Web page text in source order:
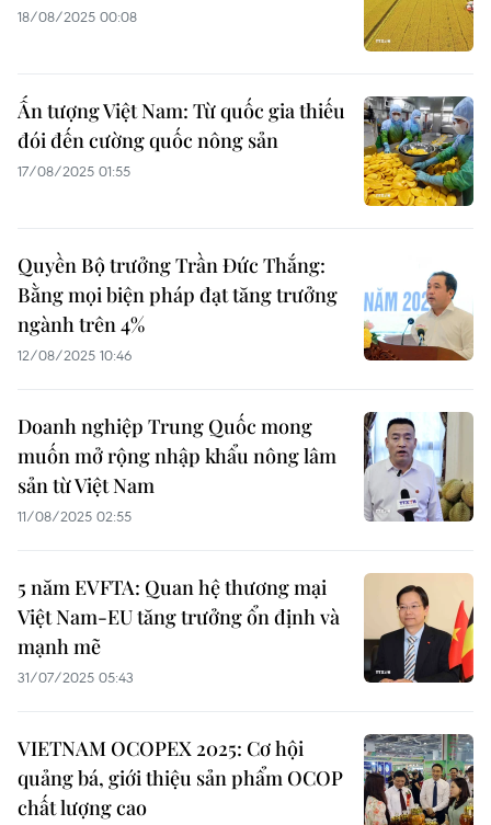
18/08/2025 00:08
Ấn tượng Việt Nam: Từ quốc gia thiếu
đói đến cường quốc nông sản
17/08/2025 01:55
Quyền Bộ trưởng Trần Đức Thắng:
Bằng mọi biện pháp đạt tăng trưởng
ngành trên 4%
12/08/2025 10:46
Doanh nghiệp Trung Quốc mong
muốn mở rộng nhập khẩu nông lâm
sản từ Việt Nam
11/08/2025 02:55
5 năm EVFTA: Quan hệ thương mại
Việt Nam-EU tăng trưởng ổn định và
mạnh mẽ
31/07/2025 05:43
VIETNAM OCOPEX 2025: Cơ hội
quảng bá, giới thiệu sản phẩm OCOP
chất lượng cao